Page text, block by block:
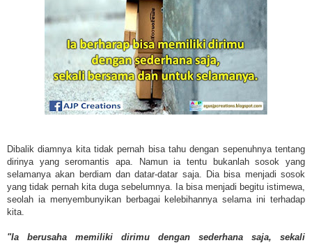
Dibalik diamnya kita tidak pernah bisa tahu dengan sepenuhnya tentang
dirinya yang seromantis apa. Namun ia tentu bukanlah sosok yang
selamanya akan berdiam dan datar-datar saja. Dia bisa menjadi sosok
yang tidak pernah kita duga sebelumnya. Ia bisa menjadi begitu istimewa,
seolah ia menyembunyikan berbagai kelebihannya selama ini terhadap
kita.
"Ia berusaha memiliki dirimu dengan sederhana saja, sekali